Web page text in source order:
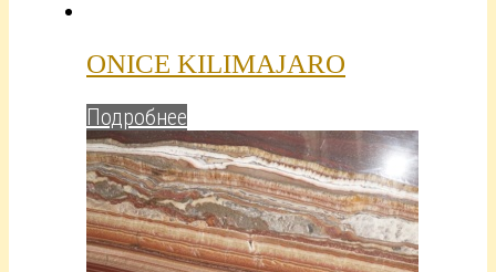
ONICE KILIMAJARO
Подробнее